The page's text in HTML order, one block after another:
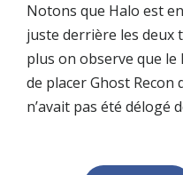
Notons que Halo est
juste derrière les deux
plus on observe que
de placer Ghost Recon
n’avait pas été délogé